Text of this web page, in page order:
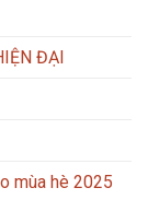
ĐẠI
mùa hè 2025